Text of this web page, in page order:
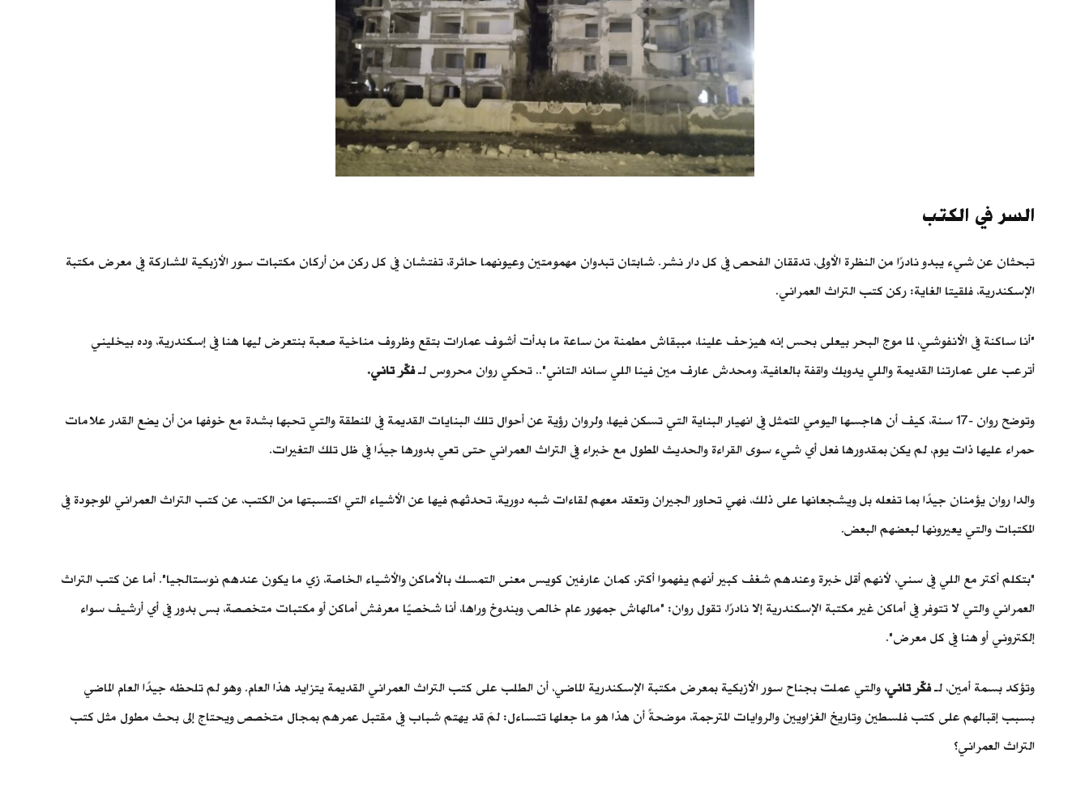
السر في الكتب
تبحثان عن شيء يبدو نادرًا من النظرة الأولى، تدققان الفحص في كل دار نشر. شابتان تبدوان مهمومتين وعيونهما حائرة، تفتشان في كل ركن من أركان مكتبات سور الأزبكية المشاركة في معرض مكتبة
الإسكندرية، فلقيتا الغاية: ركن كتب التراث العمراني.
"أنا ساكنة في الأنفوشي، لما موج البحر بيعلى بحس إنه هيزحف علينا، مببقاش مطمنة من ساعة ما بدأت أشوف عمارات بتقع وظروف مناخية صعبة بنتعرض ليها هنا في إسكندرية، وده بيخليني
أترعب على عمارتنا القديمة واللي يدوبك واقفة بالعافية، ومحدش عارف مين فينا اللي ساند التاني".. تحكي روان محروس لـفكّر تاني.
وتوضح روان -17 سنة، كيف أن هاجسها اليومي المتمثل في انهيار البناية التي تسكن فيها، ولروان رؤية عن أحوال تلك البنايات القديمة في المنطقة والتي تحبها بشدة مع خوفها من أن يضع القدر علامات
حمراء عليها ذات يوم، لم يكن بمقدورها فعل أي شيء سوى القراءة والحديث المطول مع خبراء في التراث العمراني حتى تعي بدورها جيدًا في ظل تلك التغيرات.
والدا روان يؤمنان جيدًا بما تفعله بل ويشجعانها على ذلك، فهي تحاور الجيران وتعقد معهم لقاءات شبه دورية، تحدثهم فيها عن الأشياء التي اكتسبتها من الكتب، عن كتب التراث العمراني الموجودة في
المكتبات والتي يعيرونها لبعضهم البعض.
"بتكلم أكتر مع اللي في سني، لأنهم أقل خبرة وعندهم شغف كبير أنهم يفهموا أكتر، كمان عارفين كويس معنى التمسك بالأماكن والأشياء الخاصة، زي ما يكون عندهم نوستالجيا". أما عن كتب التراث
العمراني والتي لا تتوفر في أماكن غير مكتبة الإسكندرية إلا نادرًا، تقول روان: "مالهاش جمهور عام خالص، وبندوخ وراها، أنا شخصيًا معرفش أماكن أو مكتبات متخصصة، بس بدور في أي أرشيف سواء
إلكتروني أو هنا في كل معرض".
وتؤكد بسمة أمين، لـفكّر تاني، والتي عملت بجناح سور الأزبكية بمعرض مكتبة الإسكندرية الماضي، أن الطلب على كتب التراث العمراني القديمة يتزايد هذا العام. وهو لم تلحظه جيدًا العام الماضي
بسبب إقبالهم على كتب فلسطين وتاريخ الغزاويين والروايات المترجمة، موضحةً أن هذا هو ما جعلها تتساءل: لمَ قد يهتم شباب في مقتبل عمرهم بمجال متخصص ويحتاج إلى بحث مطول مثل كتب
التراث العمراني؟